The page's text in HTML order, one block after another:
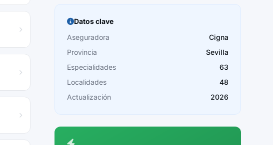
Burgos
Cáceres
Cádiz
Cantabria
Castellón
Datos clave
Aseguradora
Cigna
Provincia
Sevilla
Especialidades
63
Localidades
48
Actualización
2026